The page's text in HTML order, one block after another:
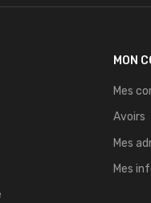
MON
Mes
Avoirs
Mes
Mes